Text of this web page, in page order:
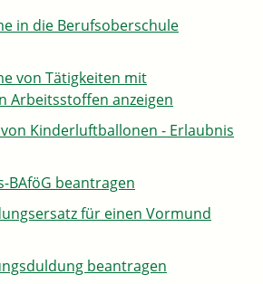
in die Berufsoberschule
von Tätigkeiten mit
Arbeitsstoffen anzeigen
Kinderluftballonen - Erlaubnis
BAföG beantragen
für einen Vormund
beantragen